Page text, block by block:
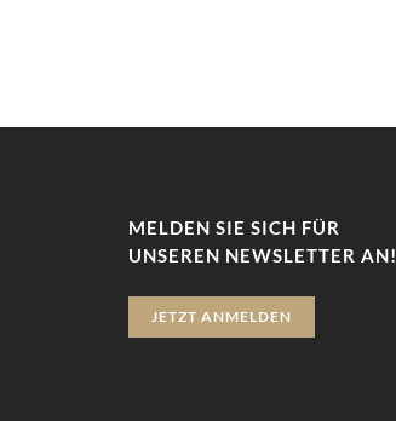
MELDEN SIE SICH FÜR
UNSEREN NEWSLETTER AN!
JETZT ANMELDEN